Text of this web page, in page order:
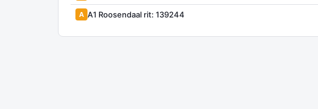
A A1 Roosendaal rit: 139244